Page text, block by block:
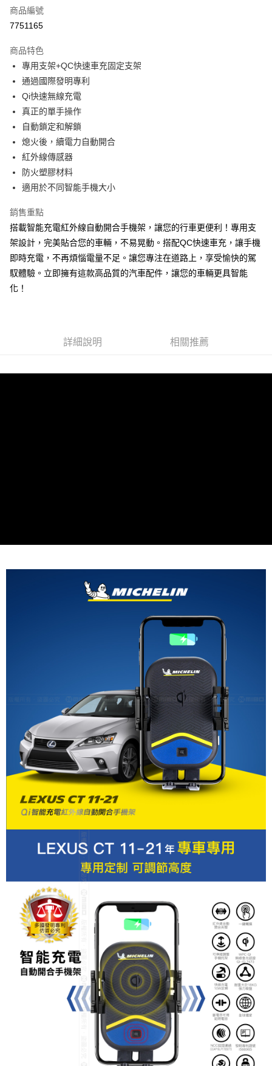
合作金庫商業銀行
上海商業儲蓄銀行
臺灣中小企業銀行
匯豐（台灣）商業銀行
聯邦商業銀行
元大商業銀行
玉山商業銀行
台灣樂天信用卡公司
超商取貨付款
LINE Pay
Apple Pay
街口支付
悠遊付
Google Pay
全盈+PAY
ATM付款
全家取貨付款
每筆NT$60，滿NT$699(含以上)免運費
線上付款後全家取貨
每筆NT$60，滿NT$699(含以上)免運費
7-11取貨付款
每筆NT$60，滿NT$699(含以上)免運費
宅配
商品編號
7751165
商品特色
專用支架+QC快速車充固定支架
通過國際發明專利
Qi快速無線充電
真正的單手操作
自動鎖定和解鎖
熄火後，續電力自動開合
紅外線傳感器
防火塑膠材料
適用於不同智能手機大小
銷售重點
搭載智能充電紅外線自動開合手機架，讓您的行車更便利！專用支
架設計，完美貼合您的車輛，不易晃動。搭配QC快速車充，讓手機
即時充電，不再煩惱電量不足。讓您專注在道路上，享受愉快的駕
馭體驗。立即擁有這款高品質的汽車配件，讓您的車輛更具智能
化！
詳細說明 相關推薦